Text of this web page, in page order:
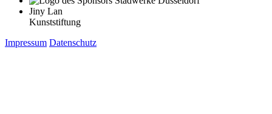
Jiny Lan
Kunststiftung
Impressum Datenschutz